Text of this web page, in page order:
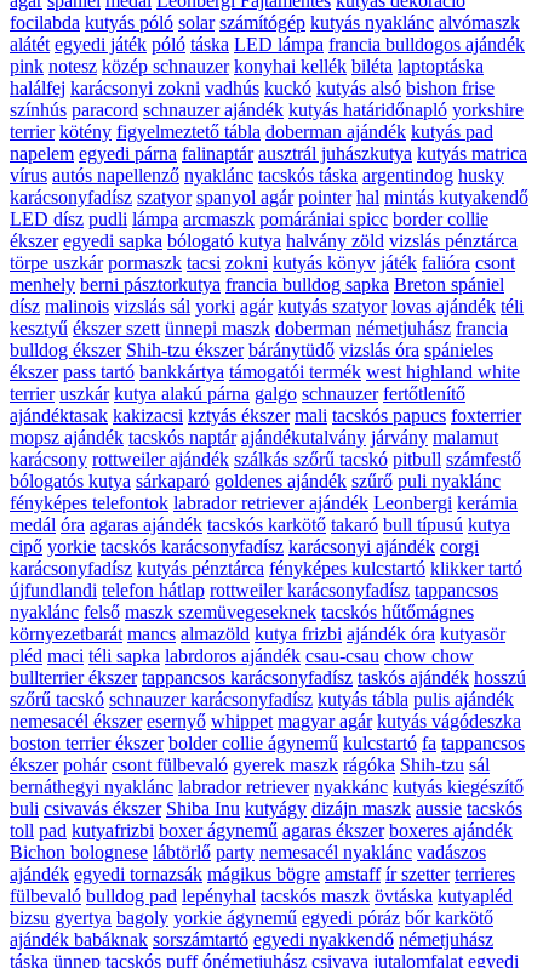
focilabda kutyás póló solar számítógép kutyás nyaklánc alvómaszk
alátét egyedi játék póló táska LED lámpa francia bulldogos ajándék
pink notesz közép schnauzer konyhai kellék biléta laptoptáska
halálfej karácsonyi zokni vadhús kuckó kutyás alsó bishon frise
színhús paracord schnauzer ajándék kutyás határidőnapló yorkshire
terrier kötény figyelmeztető tábla doberman ajándék kutyás pad
napelem egyedi párna falinaptár ausztrál juhászkutya kutyás matrica
vírus autós napellenző nyaklánc tacskós táska argentindog husky
karácsonyfadísz szatyor spanyol agár pointer hal mintás kutyakendő
LED dísz pudli lámpa arcmaszk pomárániai spicc border collie
ékszer egyedi sapka bólogató kutya halvány zöld vizslás pénztárca
törpe uszkár pormaszk tacsi zokni kutyás könyv játék falióra csont
menhely berni pásztorkutya francia bulldog sapka Breton spániel
dísz malinois vizslás sál yorki agár kutyás szatyor lovas ajándék téli
kesztyű ékszer szett ünnepi maszk doberman németjuhász francia
bulldog ékszer Shih-tzu ékszer báránytüdő vizslás óra spánieles
ékszer pass tartó bankkártya támogatói termék west highland white
terrier uszkár kutya alakú párna galgo schnauzer fertőtlenítő
ajándéktasak kakizacsi kztyás ékszer mali tacskós papucs foxterrier
mopsz ajándék tacskós naptár ajándékutalvány járvány malamut
karácsony rottweiler ajándék szálkás szőrű tacskó pitbull számfestő
bólogatós kutya sárkaparó goldenes ajándék szűrő puli nyaklánc
fényképes telefontok labrador retriever ajándék Leonbergi kerámia
medál óra agaras ajándék tacskós karkötő takaró bull típusú kutya
cipő yorkie tacskós karácsonyfadísz karácsonyi ajándék corgi
karácsonyfadísz kutyás pénztárca fényképes kulcstartó klikker tartó
újfundlandi telefon hátlap rottweiler karácsonyfadísz tappancsos
nyaklánc felső maszk szemüvegeseknek tacskós hűtőmágnes
környezetbarát mancs almazöld kutya frizbi ajándék óra kutyasör
pléd maci téli sapka labrdoros ajándék csau-csau chow chow
bullterrier ékszer tappancsos karácsonyfadísz taskós ajándék hosszú
szőrű tacskó schnauzer karácsonyfadísz kutyás tábla pulis ajándék
nemesacél ékszer esernyő whippet magyar agár kutyás vágódeszka
boston terrier ékszer bolder collie ágynemű kulcstartó fa tappancsos
ékszer pohár csont fülbevaló gyerek maszk rágóka Shih-tzu sál
bernáthegyi nyaklánc labrador retriever nyakkánc kutyás kiegészítő
buli csivavás ékszer Shiba Inu kutyágy dizájn maszk aussie tacskós
toll pad kutyafrizbi boxer ágynemű agaras ékszer boxeres ajándék
Bichon bolognese lábtörlő party nemesacél nyaklánc vadászos
ajándék egyedi tornazsák mágikus bögre amstaff ír szetter terrieres
fülbevaló bulldog pad lepényhal tacskós maszk övtáska kutyapléd
bizsu gyertya bagoly yorkie ágynemű egyedi póráz bőr karkötő
ajándék babáknak sorszámtartó egyedi nyakkendő németjuhász
táska ünnep tacskós puff ónémetjuhász csivava jutalomfalat egyedi